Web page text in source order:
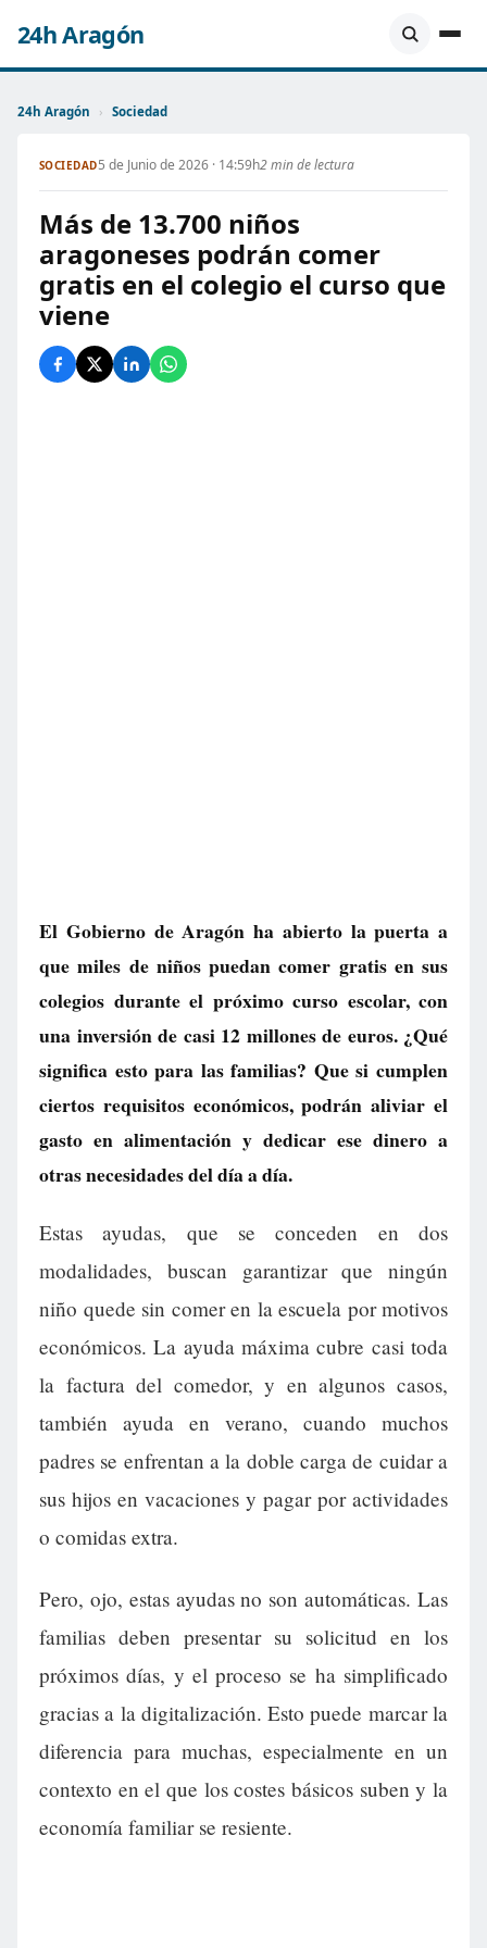
24h Aragón
24h Aragón › Sociedad
SOCIEDAD5 de Junio de 2026 · 14:59h2 min de lectura
Más de 13.700 niños
aragoneses podrán comer
gratis en el colegio el curso que
viene
El Gobierno de Aragón ha abierto la puerta a
que miles de niños puedan comer gratis en sus
colegios durante el próximo curso escolar, con
una inversión de casi 12 millones de euros. ¿Qué
significa esto para las familias? Que si cumplen
ciertos requisitos económicos, podrán aliviar el
gasto en alimentación y dedicar ese dinero a
otras necesidades del día a día.
Estas ayudas, que se conceden en dos
modalidades, buscan garantizar que ningún
niño quede sin comer en la escuela por motivos
económicos. La ayuda máxima cubre casi toda
la factura del comedor, y en algunos casos,
también ayuda en verano, cuando muchos
padres se enfrentan a la doble carga de cuidar a
sus hijos en vacaciones y pagar por actividades
o comidas extra.
Pero, ojo, estas ayudas no son automáticas. Las
familias deben presentar su solicitud en los
próximos días, y el proceso se ha simplificado
gracias a la digitalización. Esto puede marcar la
diferencia para muchas, especialmente en un
contexto en el que los costes básicos suben y la
economía familiar se resiente.